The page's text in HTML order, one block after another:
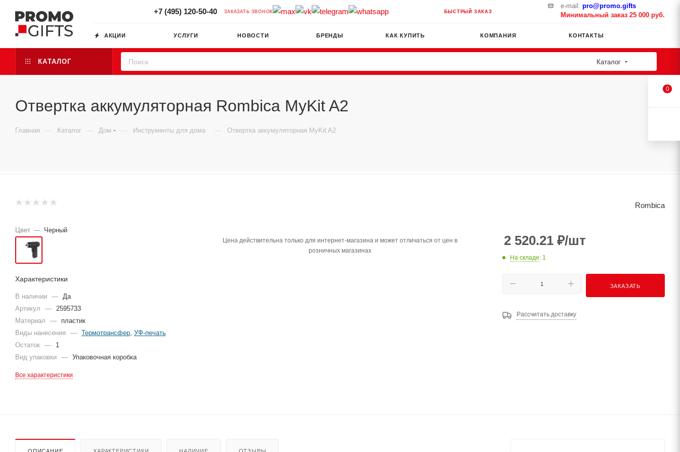
+7 (495) 120-50-40 ЗАКАЗАТЬ ЗВОНОК БЫСТРЫЙ ЗАКАЗ
e-mail: pro@promo.gifts
Минимальный заказ 25 000 руб.
АКЦИИ УСЛУГИ НОВОСТИ БРЕНДЫ КАК КУПИТЬ КОМПАНИЯ КОНТАКТЫ
КАТАЛОГ Каталог
Отвертка аккумуляторная Rombica MyKit A2
Главная — Каталог — Дом — Инструменты для дома — Отвертка аккумуляторная MyKit A2
Цена действительна только для интернет-магазина и может отличаться от цен в
розничных магазинах
Цвет — Черный
Характеристики
В наличии —
Да
Артикул
—
2595733
Материал
—
пластик
Виды нанесения
— Термотрансфер УФ-печать
Остаток —
1
Вид упаковки — Упаковочная коробка
Все характеристики
Rombica
2 520.21 ₽/шт
На складе: 1
ЗАКАЗАТЬ
Рассчитать доставку
0